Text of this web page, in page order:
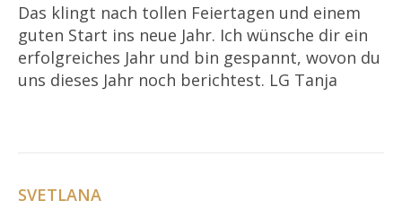
Das klingt nach tollen Feiertagen und einem
guten Start ins neue Jahr. Ich wünsche dir ein
erfolgreiches Jahr und bin gespannt, wovon du
uns dieses Jahr noch berichtest. LG Tanja
SVETLANA